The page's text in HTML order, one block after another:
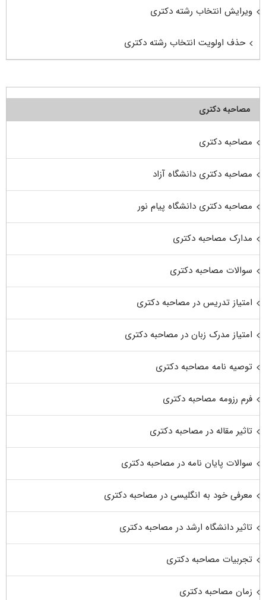
ویرایش انتخاب رشته دکتری
حذف اولویت انتخاب رشته دکتری
مصاحبه دکتری
مصاحبه دکتری
مصاحبه دکتری دانشگاه آزاد
مصاحبه دکتری دانشگاه پیام نور
مدارک مصاحبه دکتری
سوالات مصاحبه دکتری
امتیاز تدریس در مصاحبه دکتری
امتیاز مدرک زبان در مصاحبه دکتری
توصیه نامه مصاحبه دکتری
فرم رزومه مصاحبه دکتری
تاثیر مقاله در مصاحبه دکتری
سوالات پایان نامه در مصاحبه دکتری
معرفی خود به انگلیسی در مصاحبه دکتری
تاثیر دانشگاه ارشد در مصاحبه دکتری
تجربیات مصاحبه دکتری
زمان مصاحبه دکتری